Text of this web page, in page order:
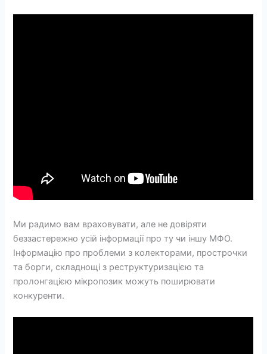
Ми радимо вам враховувати, але не довіряти
беззастережно усій інформації про ту чи іншу МФО.
Інформацію про проблеми з колекторами, прострочки
та борги, складнощі з реструктуризацією та
пролонгацією мікропозик можуть поширювати
конкуренти.